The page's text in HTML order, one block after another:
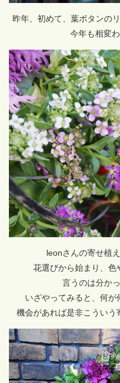
昨年、初めて、葉ボタンの
今年も相変
leonさんの寄せ植
花選びから始まり、色
言うのは分か
いざやってみると、何が
機会があれば是非こういう